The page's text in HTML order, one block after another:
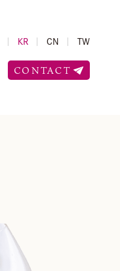
KR CN TW
CONTACT